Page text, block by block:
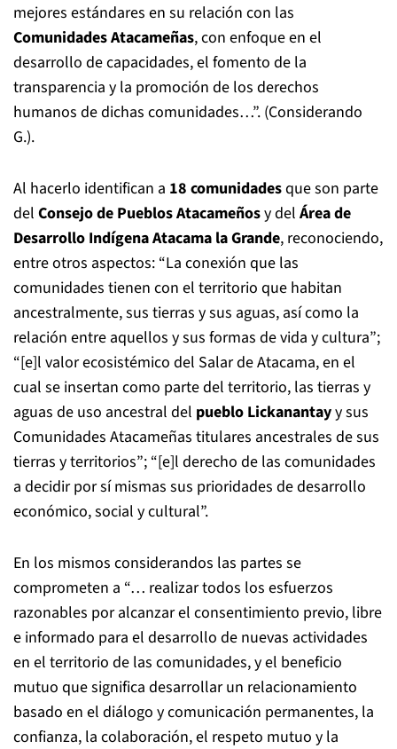
mejores estándares en su relación con las
Comunidades Atacameñas, con enfoque en el
desarrollo de capacidades, el fomento de la
transparencia y la promoción de los derechos
humanos de dichas comunidades…”. (Considerando
G.).
Al hacerlo identifican a 18 comunidadesque son parte
del Consejo de Pueblos Atacameñosy del Área de
Desarrollo Indígena Atacama la Grande, reconociendo,
entre otros aspectos: “La conexión que las
comunidades tienen con el territorio que habitan
ancestralmente, sus tierras y sus aguas, así como la
relación entre aquellos y sus formas de vida y cultura”;
“[e]l valor ecosistémico del Salar de Atacama, en el
cual se insertan como parte del territorio, las tierras y
aguas de uso ancestral del pueblo Lickanantayy sus
Comunidades Atacameñas titulares ancestrales de sus
tierras y territorios”; “[e]l derecho de las comunidades
a decidir por sí mismas sus prioridades de desarrollo
económico, social y cultural”.
En los mismos considerandos las partes se
comprometen a “… realizar todos los esfuerzos
razonables por alcanzar el consentimiento previo, libre
e informado para el desarrollo de nuevas actividades
en el territorio de las comunidades, y el beneficio
mutuo que significa desarrollar un relacionamiento
basado en el diálogo y comunicación permanentes, la
confianza, la colaboración, el respeto mutuo y la